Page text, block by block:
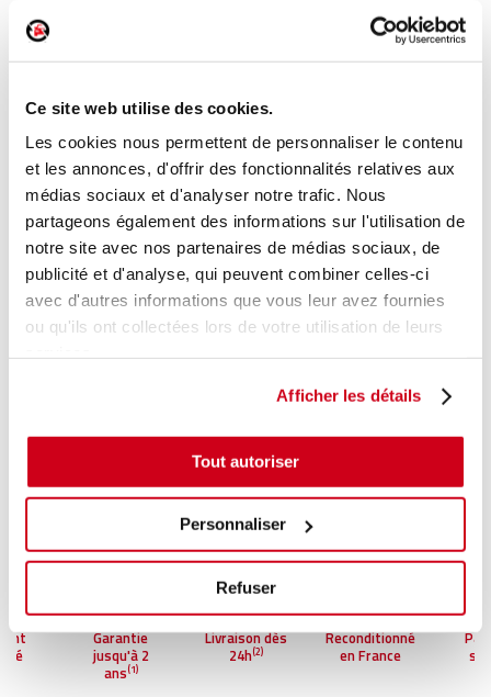
Ce site web utilise des cookies.
Les cookies nous permettent de personnaliser le contenu
et les annonces, d'offrir des fonctionnalités relatives aux
médias sociaux et d'analyser notre trafic. Nous
partageons également des informations sur l'utilisation de
notre site avec nos partenaires de médias sociaux, de
publicité et d'analyse, qui peuvent combiner celles-ci
avec d'autres informations que vous leur avez fournies
ou qu'ils ont collectées lors de votre utilisation de leurs
Afficher les détails
Tout autoriser
Personnaliser
Refuser
Moteur d'essuie glace arrière
Réf. constructeur :9678423580
Modèle d'origine : PEUGEOT 2008 - 1 2013 - 201609
Modèle de provenance
Caractéristiques techniques
En stock 20,00 € TTC
AJOUTER AU PANIER
Garantie
Livraison dès
Reconditionné
en France
Paiement